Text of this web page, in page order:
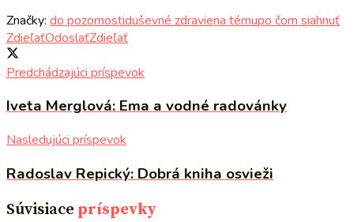
Značky: do pozornostiduševné zdraviena témupo čom siahnuť
ZdieľaťOdoslaťZdieľať
Predchádzajúci príspevok
Iveta Merglová: Ema a vodné radovánky
Nasledujúci príspevok
Radoslav Repický: Dobrá kniha osvieži
Súvisiace príspevky